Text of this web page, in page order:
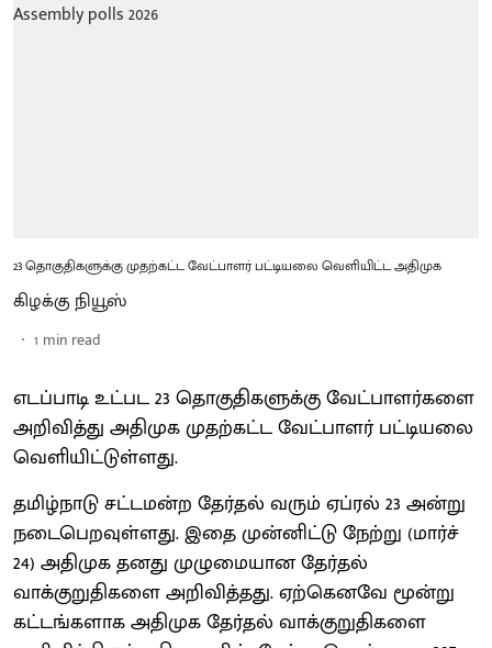
23 தொகுதிகளுக்கு முதற்கட்ட வேட்பாளர் பட்டியலை வெளியிட்ட அதிமுக
கிழக்கு நியூஸ்
1 min read
எடப்பாடி உட்பட 23 தொகுதிகளுக்கு வேட்பாளர்களை
அறிவித்து அதிமுக முதற்கட்ட வேட்பாளர் பட்டியலை
வெளியிட்டுள்ளது.
தமிழ்நாடு சட்டமன்ற தேர்தல் வரும் ஏப்ரல் 23 அன்று
நடைபெறவுள்ளது. இதை முன்னிட்டு நேற்று (மார்ச்
24) அதிமுக தனது முழுமையான தேர்தல்
வாக்குறுதிகளை அறிவித்தது. ஏற்கெனவே மூன்று
கட்டங்களாக அதிமுக தேர்தல் வாக்குறுதிகளை